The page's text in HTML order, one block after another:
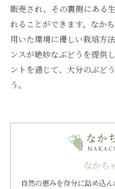
販売され、その裏側にある
れることができます。なか
用いた環境に優しい栽培方
ンスが絶妙なぶどうを提供
ントを通じて、大分のぶど
う。
なかち
自然の恵みを存分に詰め込